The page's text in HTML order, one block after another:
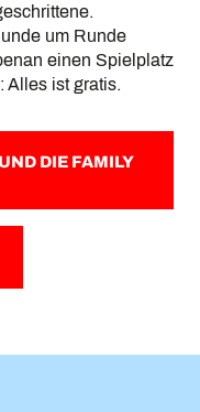
um Runde
einen Spielplatz
Alles ist gratis.
DIE FAMILY